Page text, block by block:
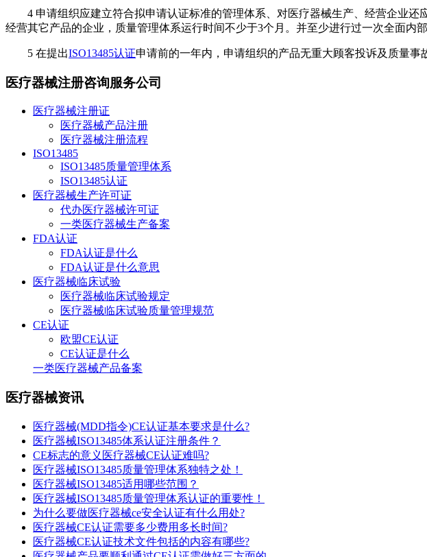
4 申请组织应建立符合拟申请认证标准的管理体系、对医疗器械生产、经营企业还
经营其它产品的企业，质量管理体系运行时间不少于3个月。并至少进行过一次全面内
5 在提出ISO13485认证申请前的一年内，申请组织的产品无重大顾客投诉及质量事
医疗器械注册咨询服务公司
医疗器械注册证
医疗器械产品注册
医疗器械注册流程
ISO13485
ISO13485质量管理体系
ISO13485认证
医疗器械生产许可证
代办医疗器械许可证
一类医疗器械生产备案
FDA认证
FDA认证是什么
FDA认证是什么意思
医疗器械临床试验
医疗器械临床试验规定
医疗器械临床试验质量管理规范
CE认证
欧盟CE认证
CE认证是什么
一类医疗器械产品备案
医疗器械资讯
医疗器械(MDD指令)CE认证基本要求是什么?
医疗器械ISO13485体系认证注册条件？
CE标志的意义医疗器械CE认证难吗?
医疗器械ISO13485质量管理体系独特之处！
医疗器械ISO13485适用哪些范围？
医疗器械ISO13485质量管理体系认证的重要性！
为什么要做医疗器械ce安全认证有什么用处?
医疗器械CE认证需要多少费用多长时间?
医疗器械CE认证技术文件包括的内容有哪些?